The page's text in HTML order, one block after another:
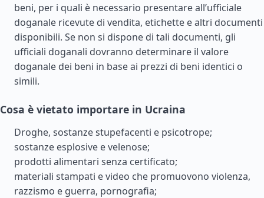
beni, per i quali è necessario presentare all’ufficiale
doganale ricevute di vendita, etichette e altri documenti
disponibili. Se non si dispone di tali documenti, gli
ufficiali doganali dovranno determinare il valore
doganale dei beni in base ai prezzi di beni identici o
simili.
Cosa è vietato importare in Ucraina
Droghe, sostanze stupefacenti e psicotrope;
sostanze esplosive e velenose;
prodotti alimentari senza certificato;
materiali stampati e video che promuovono violenza,
razzismo e guerra, pornografia;